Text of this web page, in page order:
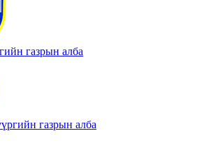
газрын алба
газрын алба